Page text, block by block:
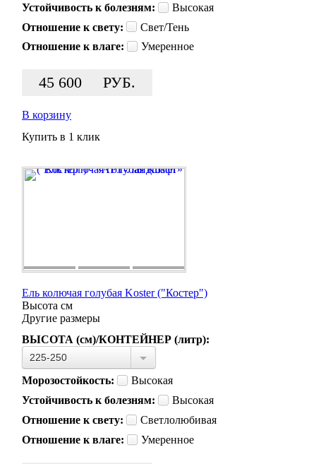
Устойчивость к болезням:
Высокая
Отношение к свету:
Свет/Тень
Отношение к влаге:
Умеренное
45 600 РУБ.
В корзину
Купить в 1 клик
Ель колючая голубая Koster ("Костер")
Высота см
Другие размеры
ВЫСОТА (см)/КОНТЕЙНЕР (литр):
225-250
Морозостойкость:
Высокая
Устойчивость к болезням:
Высокая
Отношение к свету:
Светлолюбивая
Отношение к влаге:
Умеренное